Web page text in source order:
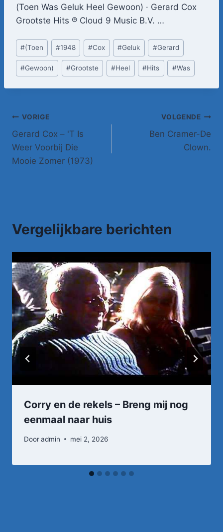
(Toen Was Geluk Heel Gewoon) · Gerard Cox
Grootste Hits ℗ Cloud 9 Music B.V. …
Bericht
tags:
#(Toen #1948 #Cox #Geluk #Gerard
#Gewoon) #Grootste #Heel #Hits #Was
Bericht
navigatie
VORIGE
Gerard Cox – 'T Is
Weer Voorbij Die
Mooie Zomer (1973)
VOLGENDE
Ben Cramer-De
Clown.
Vergelijkbare berichten
Corry en de rekels – Breng mij nog
eenmaal naar huis
Dooradmin mei 2, 2026